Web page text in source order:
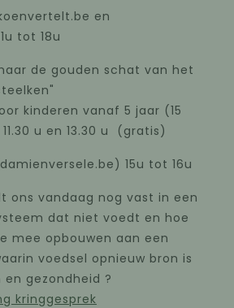
en
tot 18u
de gouden schat van het
kinderen vanaf 5 jaar (15
u en 13.30 u (gratis)
15u tot 16u
ons vandaag nog vast in een
dat niet voedt en hoe
mee opbouwen aan een
voedsel opnieuw bron is
en gezondheid ?
kringgesprek